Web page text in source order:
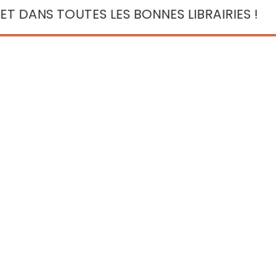
ET DANS TOUTES LES BONNES LIBRAIRIES !